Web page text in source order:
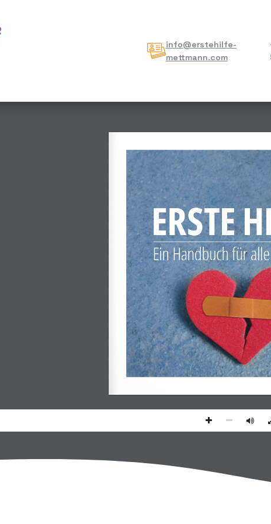
info@erstehilfe-
mettmann.com
Ein Handbuch für
ERSTE